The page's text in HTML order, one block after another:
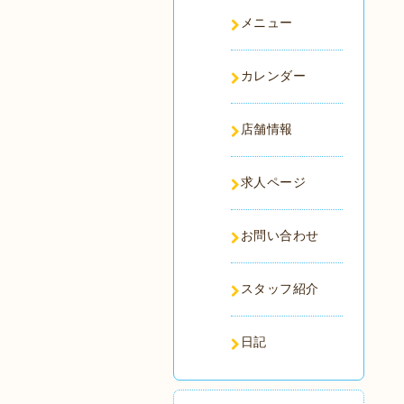
メニュー
カレンダー
店舗情報
求人ページ
お問い合わせ
スタッフ紹介
日記